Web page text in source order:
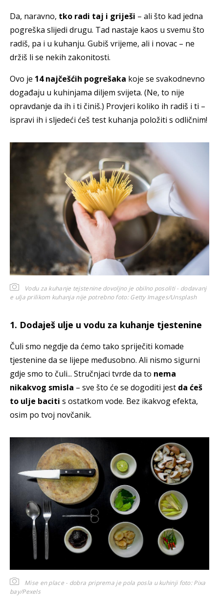
Da, naravno, tko radi taj i griješi – ali što kad jedna
pogreška slijedi drugu. Tad nastaje kaos u svemu što
radiš, pa i u kuhanju. Gubiš vrijeme, ali i novac – ne
držiš li se nekih zakonitosti.
Ovo je 14 najčešćih pogrešaka koje se svakodnevno
događaju u kuhinjama diljem svijeta. (Ne, to nije
opravdanje da ih i ti činiš.) Provjeri koliko ih radiš i ti –
ispravi ih i sljedeći ćeš test kuhanja položiti s odličnim!
Vodu za kuhanje tejstenine dovoljno je obilno posoliti - dodavanj
e ulja prilikom kuhanja nije potrebnofoto: Getty Images/Unsplash
1. Dodaješ ulje u vodu za kuhanje tjestenine
Čuli smo negdje da ćemo tako spriječiti komade
tjestenine da se lijepe međusobno. Ali nismo sigurni
gdje smo to čuli... Stručnjaci tvrde da to nema
nikakvog smisla – sve što će se dogoditi jest da ćeš
to ulje baciti s ostatkom vode. Bez ikakvog efekta,
osim po tvoj novčanik.
Mise en place - dobra priprema je pola posla u kuhinji foto: Pixa
bay/Pexels